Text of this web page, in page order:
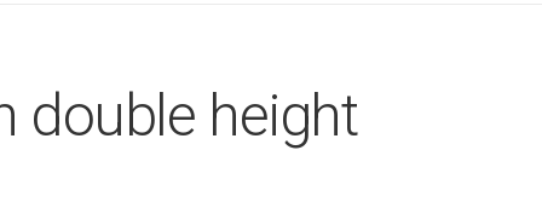
double height